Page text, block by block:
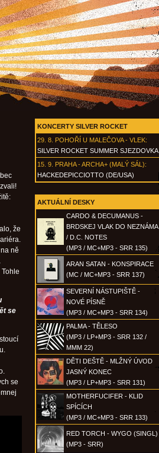
KONCERTY SILVER ROCKET
29. 8. POHOŘÍ U MALEČOVA - VLEK:
SILVER ROCKET SUMMER SJEZDOVKA
15. 9. PRAHA - ARCHA+ (MALÝ SÁL):
HACKEDEPICCIOTTO (DE/USA)
AKTUÁLNÍ DESKY
CARDO & DECUMANUS -
BRDSKEJ VLAK DO NEZNÁMA
/ D.C. NOTES
(MP3 / MC+MP3 - SRR 135)
ARAN SATAN - KONSPIRACE
(MC / MC+MP3 - SRR 137)
SEVERNÍ NÁSTUPIŠTĚ -
NOVÉ PÍSNĚ
(MP3 / MC+MP3 - SRR 134)
PALMA - TĚLESO
(MP3 / LP+MP3 - SRR 132 /
MMM 22)
DĚTI DEŠTĚ - MLŽNÝ ÚVOD
JASNÝ KONEC
(MP3 / LP+MP3 - SRR 131)
MOTHERFUCIFER - KLID
SPÍCÍCH
(MP3 / MC+MP3 - SRR 133)
RED TORCH - WYGO (SINGL)
(MP3 - SRR)
že
ně
se
se